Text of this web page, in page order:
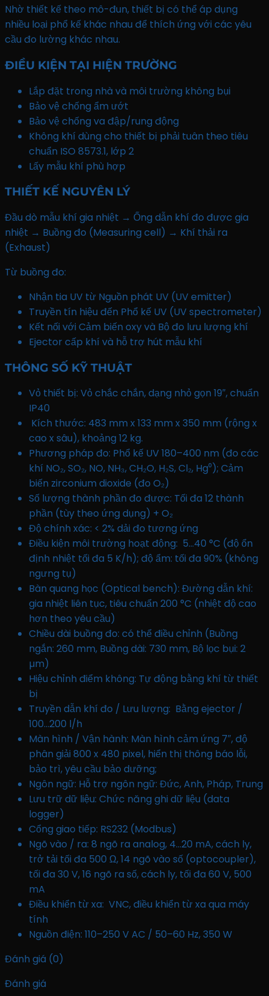
Nhờ thiết kế theo mô-đun, thiết bị có thể áp dụng
nhiều loại phổ kế khác nhau để thích ứng với các yêu
cầu đo lường khác nhau.
ĐIỀU KIỆN TẠI HIỆN TRƯỜNG
Lắp đặt trong nhà và môi trường không bụi
Bảo vệ chống ẩm ướt
Bảo vệ chống va đập/rung động
Không khí dùng cho thiết bị phải tuân theo tiêu
chuẩn ISO 8573.1, lớp 2
Lấy mẫu khí phù hợp
THIẾT KẾ NGUYÊN LÝ
Đầu dò mẫu khí gia nhiệt → Ống dẫn khí đo được gia
nhiệt → Buồng đo (Measuring cell) → Khí thải ra
(Exhaust)
Từ buồng đo:
Nhận tia UV từ Nguồn phát UV (UV emitter)
Truyền tín hiệu đến Phổ kế UV (UV spectrometer)
Kết nối với Cảm biến oxy và Bộ đo lưu lượng khí
Ejector cấp khí và hỗ trợ hút mẫu khí
THÔNG SỐ KỸ THUẬT
Vỏ thiết bị: Vỏ chắc chắn, dạng nhỏ gọn 19″, chuẩn
IP40
Kích thước: 483 mm x 133 mm x 350 mm (rộng x
cao x sâu), khoảng 12 kg.
Phương pháp đo: Phổ kế UV 180–400 nm (đo các
khí NO₂, SO₂, NO, NH₃, CH₂O, H₂S, Cl₂, Hg⁰); Cảm
biến zirconium dioxide (đo O₂)
Số lượng thành phần đo được: Tối đa 12 thành
phần (tùy theo ứng dụng) + O₂
Độ chính xác: < 2% dải đo tương ứng
Điều kiện môi trường hoạt động: 5…40 °C (độ ổn
định nhiệt tối đa 5 K/h); độ ẩm: tối đa 90% (không
ngưng tụ)
Bàn quang học (Optical bench): Đường dẫn khí:
gia nhiệt liên tục, tiêu chuẩn 200 °C (nhiệt độ cao
hơn theo yêu cầu)
Chiều dài buồng đo: có thể điều chỉnh (Buồng
ngắn: 260 mm, Buồng dài: 730 mm, Bộ lọc bụi: 2
µm)
Hiệu chỉnh điểm không: Tự động bằng khí từ thiết
bị
Truyền dẫn khí đo / Lưu lượng: Bằng ejector /
100…200 l/h
Màn hình / Vận hành: Màn hình cảm ứng 7″, độ
phân giải 800 x 480 pixel, hiển thị thông báo lỗi,
bảo trì, yêu cầu bảo dưỡng;
Ngôn ngữ: Hỗ trợ ngôn ngữ: Đức, Anh, Pháp, Trung
Lưu trữ dữ liệu: Chức năng ghi dữ liệu (data
logger)
Cổng giao tiếp: RS232 (Modbus)
Ngõ vào / ra: 8 ngõ ra analog, 4…20 mA, cách ly,
trở tải tối đa 500 Ω, 14 ngõ vào số (optocoupler),
tối đa 30 V, 16 ngõ ra số, cách ly, tối đa 60 V, 500
mA
Điều khiển từ xa: VNC, điều khiển từ xa qua máy
tính
Nguồn điện: 110–250 V AC / 50–60 Hz, 350 W
Đánh giá (0)
Đánh giá